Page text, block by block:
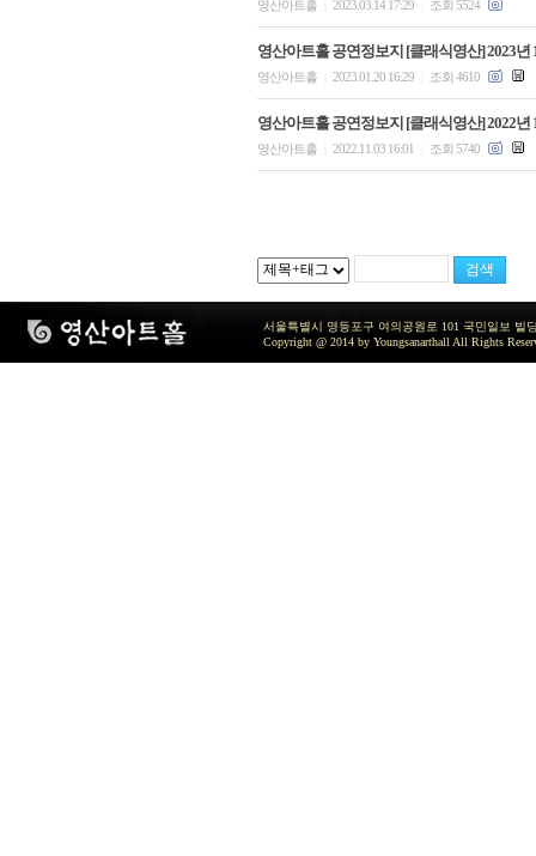
영산아트홀 2023.03.14 17:29 조회 5524
영산아트홀 공연정보지 [클래식영산] 2023년
영산아트홀 2023.01.20 16:29 조회 4610
영산아트홀 공연정보지 [클래식영산] 2022년
영산아트홀 2022.11.03 16:01 조회 5740
서울특별시 영등포구 여의공원로 101 국민일보 빌
Copyright @ 2014 by Youngsanarthall All Rights